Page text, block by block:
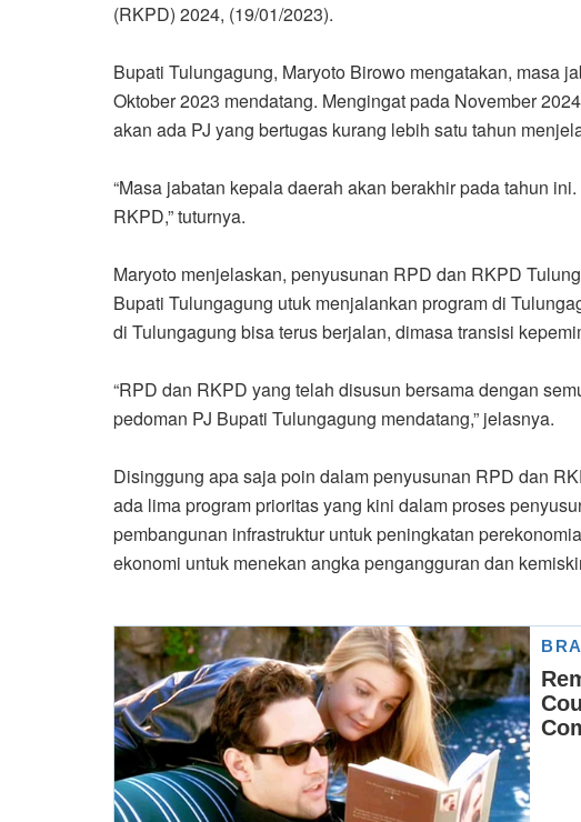
(RKPD) 2024, (19/01/2023).
Bupati Tulungagung, Maryoto Birowo mengatakan, masa
Oktober 2023 mendatang. Mengingat pada November
akan ada PJ yang bertugas kurang lebih satu tahun
“Masa jabatan kepala daerah akan berakhir pada tahun
RKPD,” tuturnya.
Maryoto menjelaskan, penyusunan RPD dan RKPD
Bupati Tulungagung utuk menjalankan program di
di Tulungagung bisa terus berjalan, dimasa transisi
“RPD dan RKPD yang telah disusun bersama dengan
pedoman PJ Bupati Tulungagung mendatang,” jelasnya.
Disinggung apa saja poin dalam penyusunan RPD dan
ada lima program prioritas yang kini dalam proses
pembangunan infrastruktur untuk peningkatan
ekonomi untuk menekan angka pengangguran dan